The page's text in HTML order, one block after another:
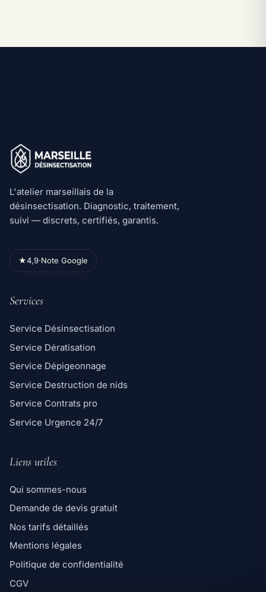
L'atelier marseillais de la
désinsectisation. Diagnostic, traitement,
suivi — discrets, certifiés, garantis.
★4,9·Note Google
Services
Service Désinsectisation
Service Dératisation
Service Dépigeonnage
Service Destruction de nids
Service Contrats pro
Service Urgence 24/7
Liens utiles
Qui sommes-nous
Demande de devis gratuit
Nos tarifs détaillés
Mentions légales
Politique de confidentialité
CGV